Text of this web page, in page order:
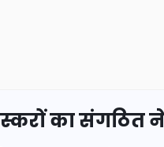
का संगठित